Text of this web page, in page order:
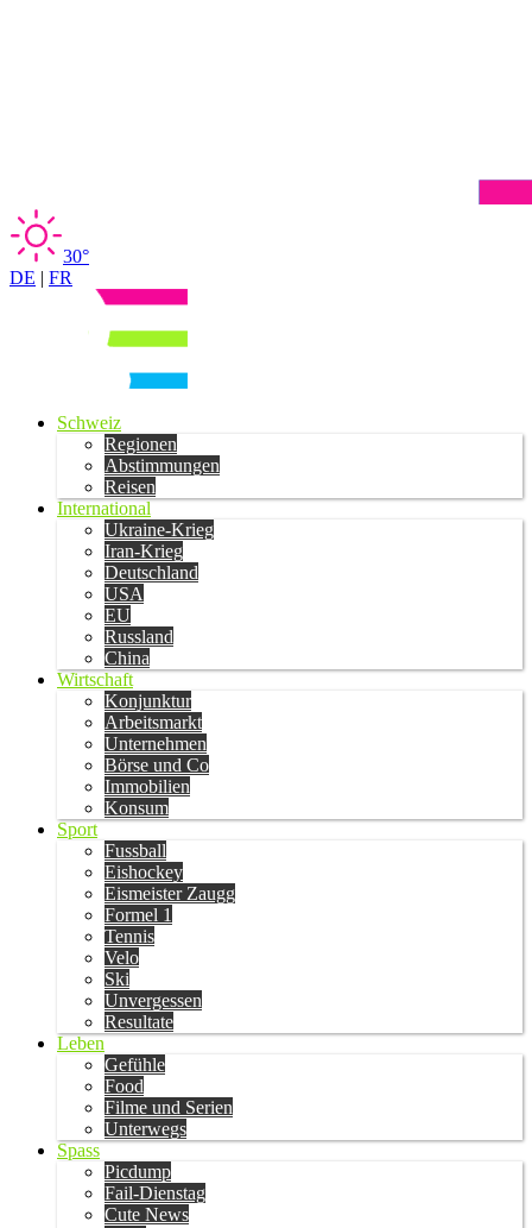
30°
DE | FR
Schweiz
Regionen
Abstimmungen
Reisen
International
Ukraine-Krieg
Iran-Krieg
Deutschland
USA
EU
Russland
China
Wirtschaft
Konjunktur
Arbeitsmarkt
Unternehmen
Börse und Co
Immobilien
Konsum
Sport
Fussball
Eishockey
Eismeister Zaugg
Formel 1
Tennis
Velo
Ski
Unvergessen
Resultate
Leben
Gefühle
Food
Filme und Serien
Unterwegs
Spass
Picdump
Fail-Dienstag
Cute News